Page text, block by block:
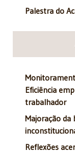
Palestra do
Eficiência
trabalhador
Majoração da
Reflexões